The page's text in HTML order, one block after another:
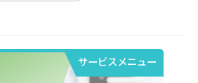
サービスメニュー